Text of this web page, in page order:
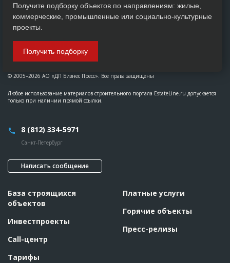
© 2005–2026 АО «ДП Бизнес Пресс». Все права защищены
Любое использование материалов строительного портала EstateLine.ru допускается
только при наличии прямой ссылки.
8 (812) 334-5971
Санкт-Петербург
Написать сообщение
База строящихся
объектов
Инвестпроекты
Call-центр
Тарифы
Платные услуги
Горячие объекты
Пресс-релизы
Получите подборку объектов по направлениям: жилые,
коммерческие, промышленные или социально-культурные
проекты.
Получить подборку